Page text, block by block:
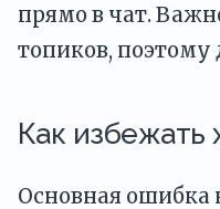
прямо в чат.
топиков,
Как избежать
Основная